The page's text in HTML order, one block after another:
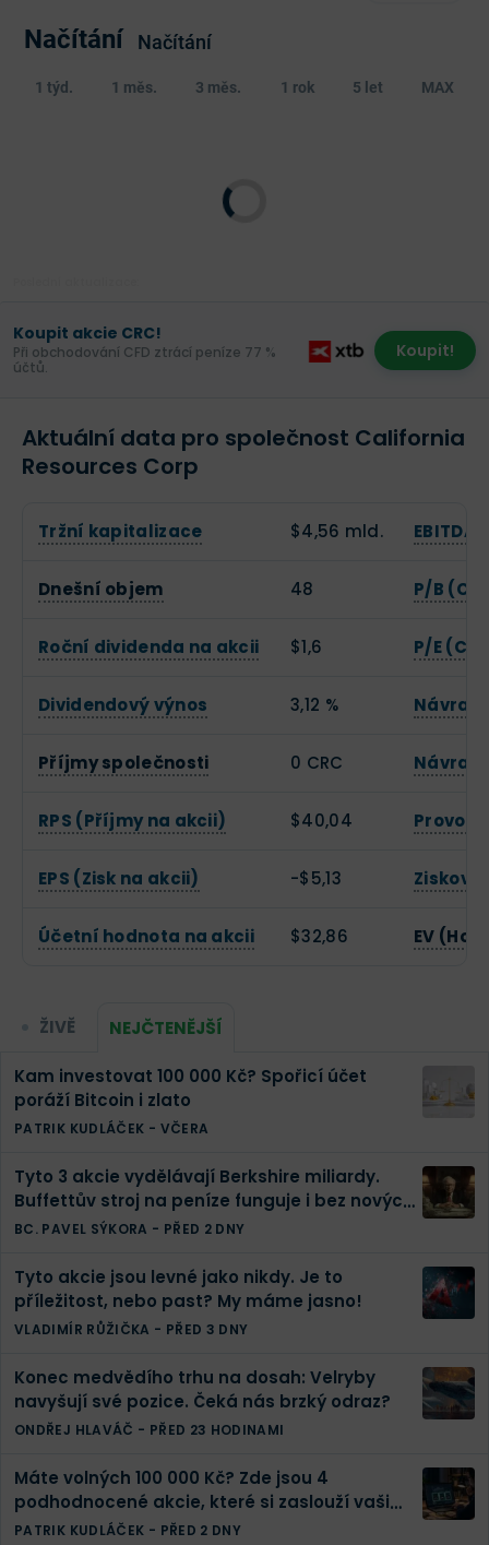
Načítání Načítání
1 týd. 1 měs. 3 měs. 1 rok 5 let MAX
Koupit akcie CRC!
Při obchodování CFD ztrácí peníze 77 %
účtů.
Koupit!
Aktuální data pro společnost California
Resources Corp
Tržní kapitalizace $4,56 mld. EBITDA
Dnešní objem 48 P/B
Roční dividenda na akcii $1,6 P/E
Dividendový výnos 3,12 %
Příjmy společnosti 0 CRC
RPS (Příjmy na akcii) $40,04
EPS (Zisk na akcii) -$5,13 Zisková
Účetní hodnota na akcii $32,86 EV
ŽIVĚ NEJČTENĚJŠÍ
Kam investovat 100 000 Kč? Spořicí účet
poráží Bitcoin i zlato
PATRIK KUDLÁČEK - VČERA
Tyto 3 akcie vydělávají Berkshire miliardy.
Buffettův stroj na peníze funguje i bez nových
investic
BC. PAVEL SÝKORA - PŘED 2 DNY
Tyto akcie jsou levné jako nikdy. Je to
příležitost, nebo past? My máme jasno!
VLADIMÍR RŮŽIČKA - PŘED 3 DNY
Konec medvědího trhu na dosah: Velryby
navyšují své pozice. Čeká nás brzký odraz?
ONDŘEJ HLAVÁČ - PŘED 23 HODINAMI
Máte volných 100 000 Kč? Zde jsou 4
podhodnocené akcie, které si zaslouží vaši
pozornost
PATRIK KUDLÁČEK - PŘED 2 DNY